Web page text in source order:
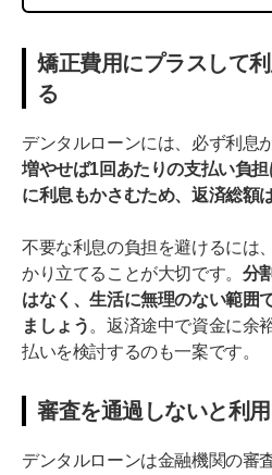
矯正費用にプラスして
る
デンタルローンには、必ず利息
増やせば1回あたりの支払い負
に利息もかさむため、返済総額
不要な利息の負担を避けるには
かり立てることが大切です。 分
はなく、生活に無理のない範囲
ましょう 。返済途中で資金に余
払いを検討するのも一案です。
審査を通過しないと利
デンタルローンは金融機関の審